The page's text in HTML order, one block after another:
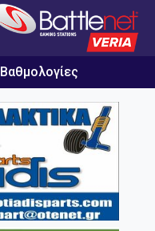
Βαθμολογίες